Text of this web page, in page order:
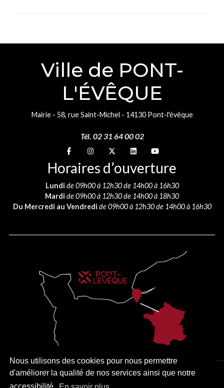
Nous utilisons des cookies pour nous permettre
d'améliorer la qualité de nos services ainsi que notre
Ville de PONT-
L'ÉVÊQUE
Mairie - 58, rue Saint-Michel - 14130 Pont-l'évêque
Tél. 02 31 64 00 02
Suivez-nous sur
Suivez-nous sur
Suivez-nous sur
Suivez-nous sur
Suivez-nous sur
Horaires d’ouverture
Lundi de 09h00 à 12h30 de 14h00 à 16h30
Mardi de 09h00 à 12h30 de 14h00 à 18h30
Du Mercredi au Vendredi de 09h00 à 12h30 de 14h00 à 16h30
PLAN DU SITE MENTIONS LÉGALES ACCESSIBILITÉ